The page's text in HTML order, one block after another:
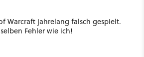
Warcraft jahrelang falsch gespielt.
Fehler wie ich!